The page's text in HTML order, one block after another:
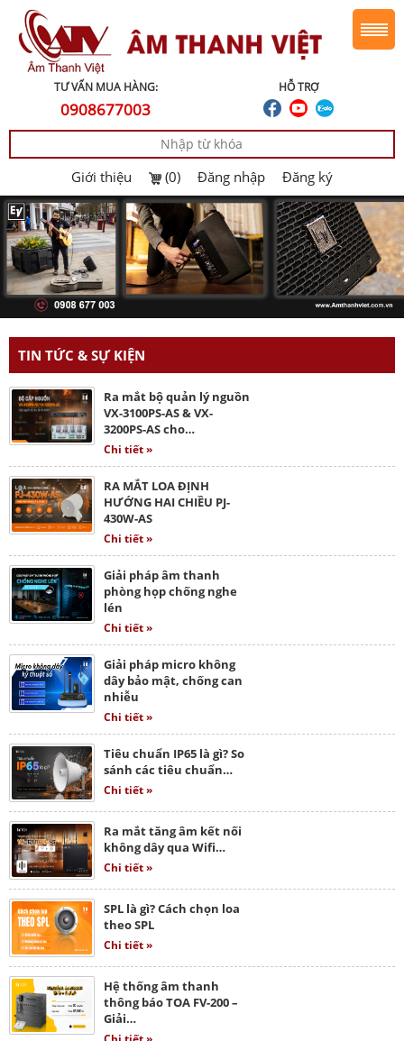
HỖ TRỢ
TƯ VẤN MUA HÀNG:
0908677003
Giới thiệu (0) Đăng nhập Đăng ký
TIN TỨC & SỰ KIỆN
Ra mắt bộ quản lý nguồn
VX-3100PS-AS & VX-
3200PS-AS cho…
Chi tiết »
RA MẮT LOA ĐỊNH
HƯỚNG HAI CHIỀU PJ-
430W-AS
Chi tiết »
Giải pháp âm thanh
phòng họp chống nghe
lén
Chi tiết »
Giải pháp micro không
dây bảo mật, chống can
nhiễu
Chi tiết »
Tiêu chuẩn IP65 là gì? So
sánh các tiêu chuẩn…
Chi tiết »
Ra mắt tăng âm kết nối
không dây qua Wifi…
Chi tiết »
SPL là gì? Cách chọn loa
theo SPL
Chi tiết »
Hệ thống âm thanh
thông báo TOA FV-200 –
Giải…